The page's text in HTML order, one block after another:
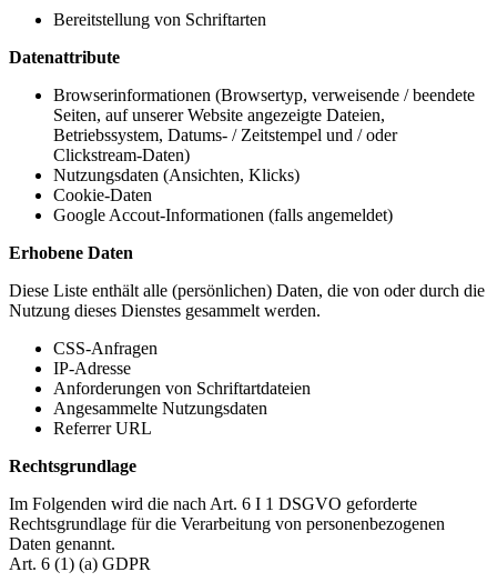
Bereitstellung von Schriftarten
Datenattribute
Browserinformationen (Browsertyp, verweisende / beendete
Seiten, auf unserer Website angezeigte Dateien,
Betriebssystem, Datums- / Zeitstempel und / oder
Clickstream-Daten)
Nutzungsdaten (Ansichten, Klicks)
Cookie-Daten
Google Accout-Informationen (falls angemeldet)
Erhobene Daten
Diese Liste enthält alle (persönlichen) Daten, die von oder durch die
Nutzung dieses Dienstes gesammelt werden.
CSS-Anfragen
IP-Adresse
Anforderungen von Schriftartdateien
Angesammelte Nutzungsdaten
Referrer URL
Rechtsgrundlage
Im Folgenden wird die nach Art. 6 I 1 DSGVO geforderte
Rechtsgrundlage für die Verarbeitung von personenbezogenen
Daten genannt.
Art. 6 (1) (a) GDPR